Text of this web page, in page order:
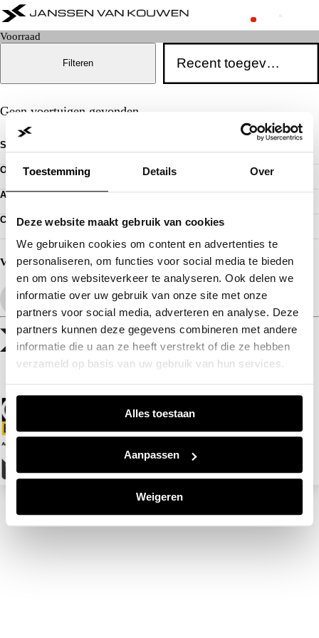
Toestemming Details Over
Deze website maakt gebruik van cookies
We gebruiken cookies om content en advertenties te
personaliseren, om functies voor social media te bieden
en om ons websiteverkeer te analyseren. Ook delen we
informatie over uw gebruik van onze site met onze
partners voor social media, adverteren en analyse. Deze
partners kunnen deze gegevens combineren met andere
informatie die u aan ze heeft verstrekt of die ze hebben
verzameld op basis van uw gebruik van hun services.
Alles toestaan
Aanpassen
Weigeren
Voorraad
Geen voertuigen gevonden
Filteren
Snel naar..
Werkplaats afspraak
Privacy verklaring
Cookie toestemming wijzigen
Onze merken:
Alfa Romeo
Dongfeng
Jeep
Jeeps By Titan
Lancia
Leapmotor
Opel
Voyah
Alle vestigingen:
Almere Occasion
Mijdrecht
Hilversum
Huizen
ASN Autoschade Naarden
Rebel Autoschade Huizen
Schadeherstel Hoofddorp
Contact
Voorraad
Acties
Volg ons